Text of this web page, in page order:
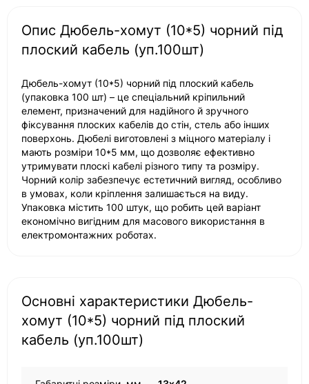
Опис Дюбель-хомут (10*5) чорний під
плоский кабель (уп.100шт)
Дюбель-хомут (10*5) чорний під плоский кабель
(упаковка 100 шт) – це спеціальний кріпильний
елемент, призначений для надійного й зручного
фіксування плоских кабелів до стін, стель або інших
поверхонь. Дюбелі виготовлені з міцного матеріалу і
мають розміри 10*5 мм, що дозволяє ефективно
утримувати плоскі кабелі різного типу та розміру.
Чорний колір забезпечує естетичний вигляд, особливо
в умовах, коли кріплення залишається на виду.
Упаковка містить 100 штук, що робить цей варіант
економічно вигідним для масового використання в
електромонтажних роботах.
Основні характеристики Дюбель-
хомут (10*5) чорний під плоский
кабель (уп.100шт)